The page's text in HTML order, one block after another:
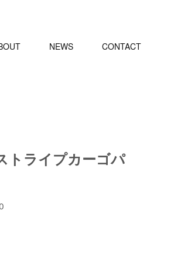
トライプカーゴパ
セ
NEWS CONTACT